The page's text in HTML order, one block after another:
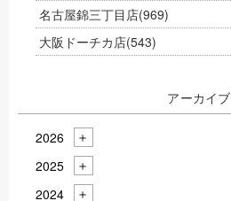
名古屋錦三丁目店(969)
大阪ドーチカ店(543)
アーカイブ
2026
2025
2024